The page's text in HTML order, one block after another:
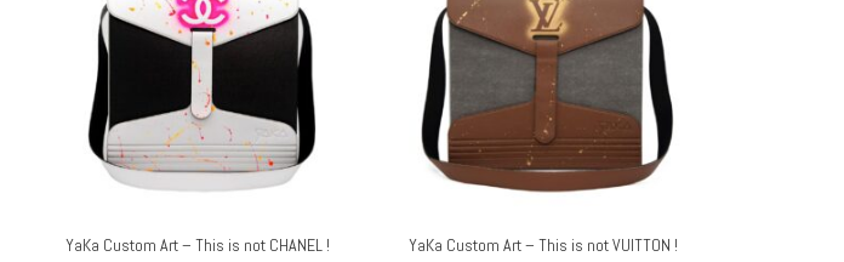
YaKa Custom Art – This is not CHANEL ! YaKa Custom Art – This is not VUITTON !